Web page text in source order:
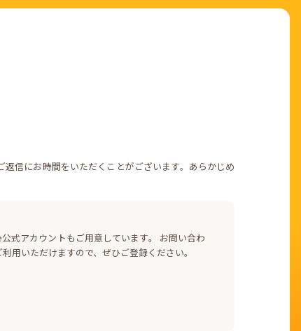
信にお時間をいただくことがございます。あらかじめ
式アカウントもご用意しています。 お問い合わ
用いただけますので、ぜひご登録ください。